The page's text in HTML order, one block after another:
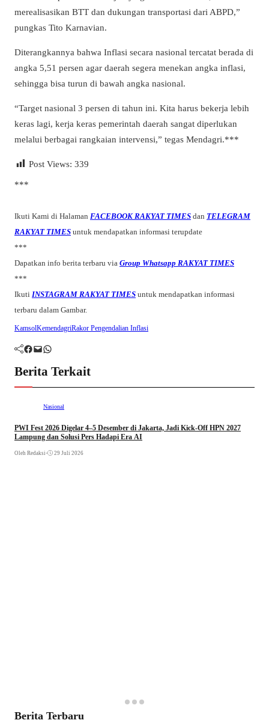
merealisasikan BTT dan dukungan transportasi dari ABPD,”
pungkas Tito Karnavian.
Diterangkannya bahwa Inflasi secara nasional tercatat berada di
angka 5,51 persen agar daerah segera menekan angka inflasi,
sehingga bisa turun di bawah angka nasional.
“Target nasional 3 persen di tahun ini. Kita harus bekerja lebih
keras lagi, kerja keras pemerintah daerah sangat diperlukan
melalui berbagai rangkaian intervensi,” tegas Mendagri.***
Post Views: 339
***
Ikuti Kami di Halaman FACEBOOK RAKYAT TIMES dan TELEGRAM
RAKYAT TIMES untuk mendapatkan informasi terupdate
***
Dapatkan info berita terbaru via Group Whatsapp RAKYAT TIMES
***
Ikuti INSTAGRAM RAKYAT TIMES untuk mendapatkan informasi
terbaru dalam Gambar.
KamsolKemendagriRakor Pengendalian Inflasi
Facebook Mail WhatsApp
Berita Terkait
Nasional
PWI Fest 2026 Digelar 4–5 Desember di Jakarta, Jadi Kick-Off HPN 2027
Lampung dan Solusi Pers Hadapi Era AI
Oleh Redaksi • 29 Juli 2026
Berita Terbaru